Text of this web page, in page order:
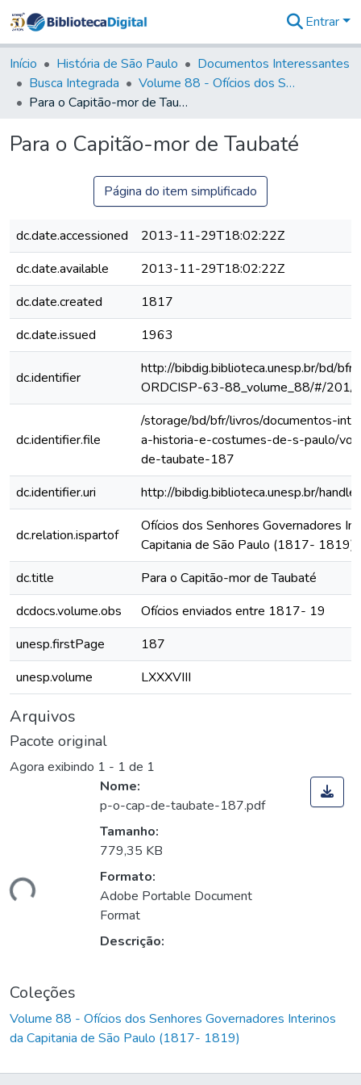
&
Coleções
Tudo na
Biblioteca
Estatísticas
Entrar
Início História de São Paulo
Documentos Interessantes
Busca Integrada
Volume 88 - Ofícios dos Senhores Governadores Interinos da Capitania de São Paulo (1817- 1819)
Para o Capitão-mor de Taubaté
Para o Capitão-mor de Taubaté
Página do item simplificado
dc.date.accessioned
2013-11-29T18:02:22Z
dc.date.available
2013-11-29T18:02:22Z
dc.date.created
1817
dc.date.issued
1963
dc.identifier
http://bibdig.biblioteca.unesp.br/bd/
ORDCISP-63-88_volume_88/#/201/
dc.identifier.file
/storage/bd/bfr/livros/documentos-
a-historia-e-costumes-de-s-paulo/
de-taubate-187
dc.identifier.uri
http://bibdig.biblioteca.unesp.br/
dc.relation.ispartof
Ofícios dos Senhores Governadores
Capitania de São Paulo (1817- 1819)
dc.title
Para o Capitão-mor de Taubaté
dcdocs.volume.obs
Ofícios enviados entre 1817- 19
unesp.firstPage
187
unesp.volume
LXXXVIII
Arquivos
Pacote original
Agora exibindo 1 - 1 de 1
Nome:
p-o-cap-de-taubate-187.pdf
Tamanho:
779,35 KB
Formato:
Adobe Portable Document
Format
Descrição:
Coleções
Volume 88 - Ofícios dos Senhores Governadores Interinos
da Capitania de São Paulo (1817- 1819)